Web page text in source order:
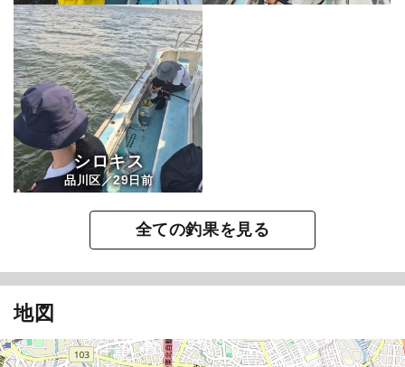
シロキス
品川区／29日前
全ての釣果を見る
地図